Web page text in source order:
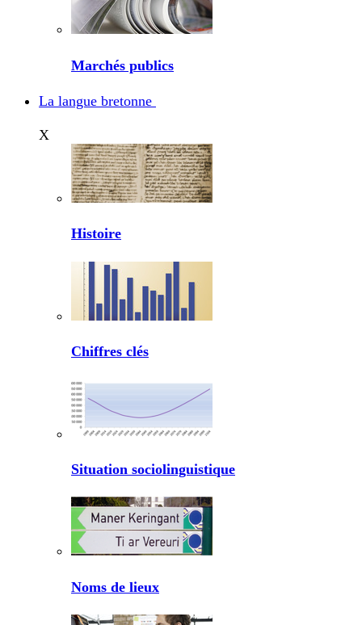
Marchés publics
La langue bretonne
X
Histoire
Chiffres clés
Situation sociolinguistique
Noms de lieux